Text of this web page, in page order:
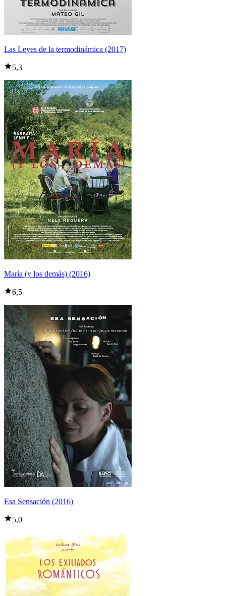
Las Leyes de la termodinámica (2017)
5,3
María (y los demás) (2016)
6,5
Esa Sensación (2016)
5,0